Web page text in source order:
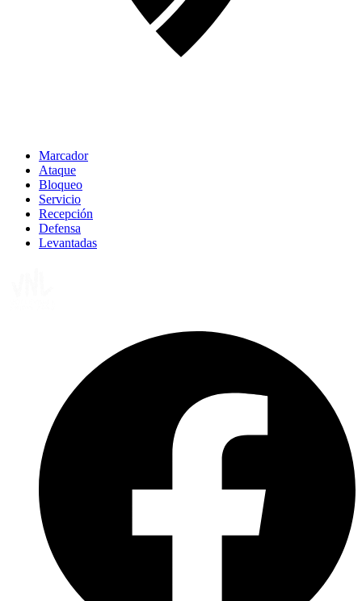
Marcador
Ataque
Bloqueo
Servicio
Recepción
Defensa
Levantadas